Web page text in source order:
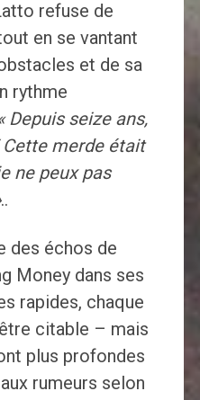
refuse de
en se vantant
et de sa
rythme
Depuis seize ans,
merde était
ne peux pas
..
des échos de
Money dans ses
rapides, chaque
citable – mais
plus profondes
rumeurs selon